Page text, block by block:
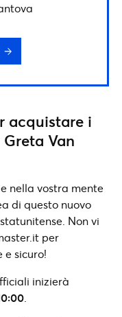
acquistare i
Van
nella vostra mente
di questo nuovo
Non vi
per
sicuro!
inizierà